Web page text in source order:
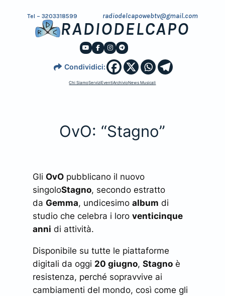
Tel – 3203318599 radiodelcapowebtv@gmail.com
RADIODELCAPO
Condividici:
Chi SiamoServiziEventiArchivioNews Musicali
OvO: “Stagno”
GliOvO pubblicano il nuovo
singoloStagno, secondo estratto
daGemma, undicesimoalbum di
studio che celebra i loroventicinque
anni di attività.
Disponibile su tutte le piattaforme
digitali da oggi 20 giugno,Stagno è
resistenza, perché sopravvive ai
cambiamenti del mondo, così come gli